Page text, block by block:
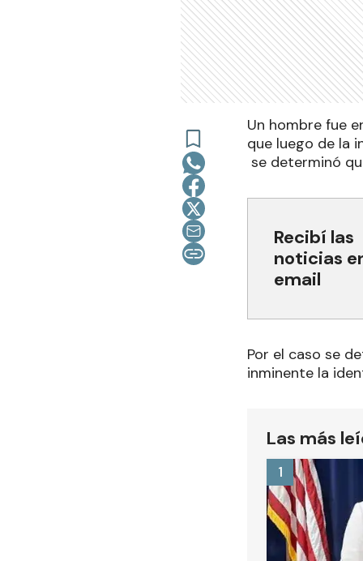
Un hombre fue
que luego de la
se determinó
Recibí las
noticias
email
Por el caso se
inminente la
Las más
1